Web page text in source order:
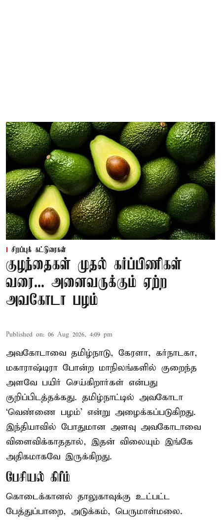
சிறப்புக் கட்டுரைகள்
குழந்தைகள் முதல் கர்ப்பிணிகள்
வரை... அனைவருக்கும் ஏற்ற
அவகோடா பழம்
Published on: 06 Aug 2026, 4:09 pm
அவகோடாவை தமிழ்நாடு, கேரளா, கர்நாடகா,
மகாராஷ்டிரா போன்ற மாநிலங்களில் குறைந்த
அளவே பயிர் செய்கிறார்கள் என்பது
குறிப்பிடத்தக்கது. தமிழ்நாட்டில் அவகோடா
‘வெண்ணை பழம்’ என்று அழைக்கப்படுகிறது.
இந்தியாவில் போதுமான அளவு அவகோடாவை
விளைவிக்காததால், இதன் விலையும் இங்கே
அதிகமாகவே இருக்கிறது.
பேசியல் கிரீம்
கொடைக்கானல் தாலுகாவுக்கு உட்பட்ட
பேத்துப்பாறை, அடுக்கம், பெருமாள்மலை.